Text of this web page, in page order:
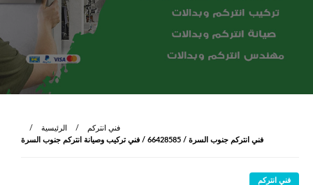
الرئيسية
فني انتركم
فني انتركم جنوب السرة / 66428585 / فني تركيب وصيانة انتركم جنوب السرة
فني انتركم